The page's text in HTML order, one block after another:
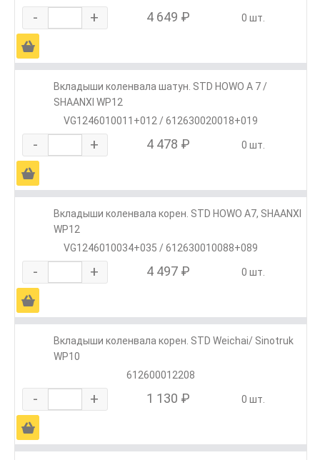
- + 4 649 ₽ 0 шт.
Ä
Вкладыши коленвала шатун. STD HOWO A 7 /
SHAANXI WP12
VG1246010011+012 / 612630020018+019
- + 4 478 ₽ 0 шт.
Ä
Вкладыши коленвала корен. STD HOWO A7, SHAANXI
WP12
VG1246010034+035 / 612630010088+089
- + 4 497 ₽ 0 шт.
Ä
Вкладыши коленвала корен. STD Weichai/ Sinotruk
WP10
612600012208
- + 1 130 ₽ 0 шт.
Ä